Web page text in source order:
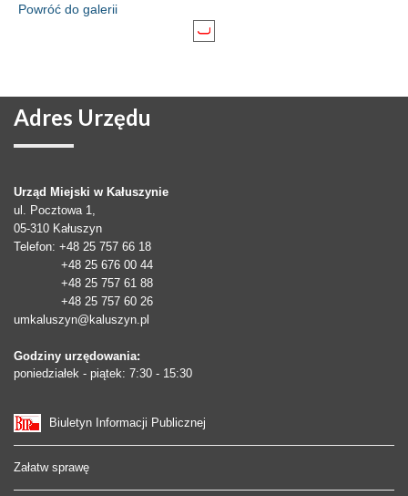
Powróć do galerii
Adres Urzędu
Urząd Miejski w Kałuszynie
ul. Pocztowa 1,
05-310 Kałuszyn
Telefon: +48 25 757 66 18
+48 25 676 00 44
+48 25 757 61 88
+48 25 757 60 26
umkaluszyn@kaluszyn.pl
Godziny urzędowania:
poniedziałek - piątek: 7:30 - 15:30
Biuletyn Informacji Publicznej
Załatw sprawę